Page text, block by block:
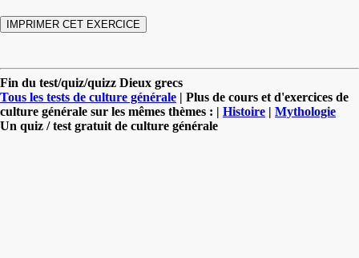
Fin du test/quiz/quizz Dieux grecs
Tous les tests de culture générale | Plus de cours et d'exercices de
culture générale sur les mêmes thèmes : | Histoire | Mythologie
Un quiz / test gratuit de culture générale